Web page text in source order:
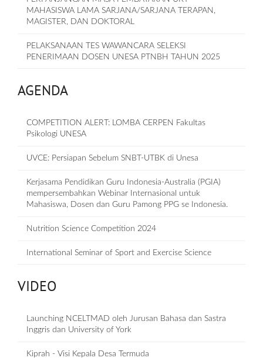
MAHASISWA LAMA SARJANA/SARJANA TERAPAN,
MAGISTER, DAN DOKTORAL
PELAKSANAAN TES WAWANCARA SELEKSI
PENERIMAAN DOSEN UNESA PTNBH TAHUN 2025
AGENDA
COMPETITION ALERT: LOMBA CERPEN Fakultas
Psikologi UNESA
UVCE: Persiapan Sebelum SNBT-UTBK di Unesa
Kerjasama Pendidikan Guru Indonesia-Australia (PGIA)
mempersembahkan Webinar Internasional untuk
Mahasiswa, Dosen dan Guru Pamong PPG se Indonesia.
Nutrition Science Competition 2024
International Seminar of Sport and Exercise Science
VIDEO
Launching NCELTMAD oleh Jurusan Bahasa dan Sastra
Inggris dan University of York
Kiprah - Visi Kepala Desa Termuda